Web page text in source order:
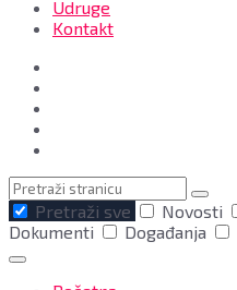
Udruge
Kontakt
Pretraga
Pretraži sve
Novosti
Dokumenti
Događanja